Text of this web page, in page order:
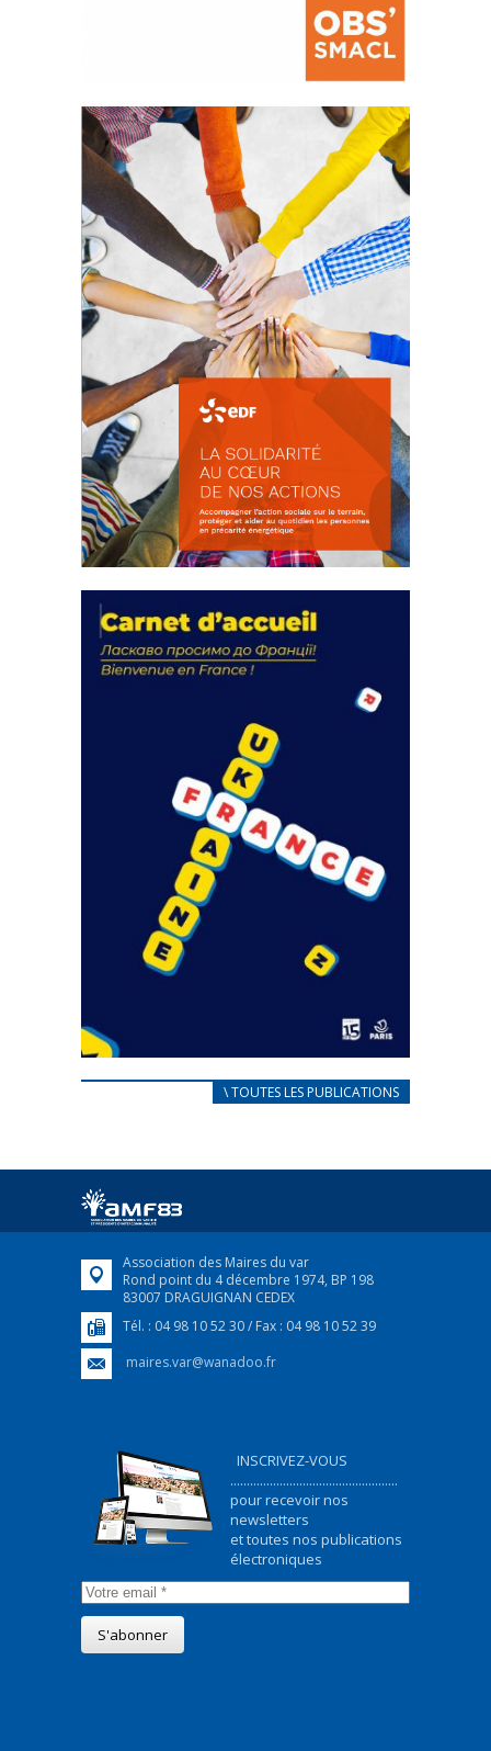
La prévention des conflits
d’intérêts
18 septembre 2023
FEUILLETER
actions
18 septembre 2023
FEUILLETER
CARNET D’ACCUEIL
Afin d’accompagner au mieux les réfugiés
FEUILLETER
\ TOUTES LES PUBLICATIONS
Association des Maires du var
Rond point du 4 décembre 1974, BP 198
83007 DRAGUIGNAN CEDEX
Tél. : 04 98 10 52 30 / Fax : 04 98 10 52 39
maires.var@wanadoo.fr
INSCRIVEZ-VOUS
...................................................
pour recevoir nos
newsletters
et toutes nos publications
électroniques